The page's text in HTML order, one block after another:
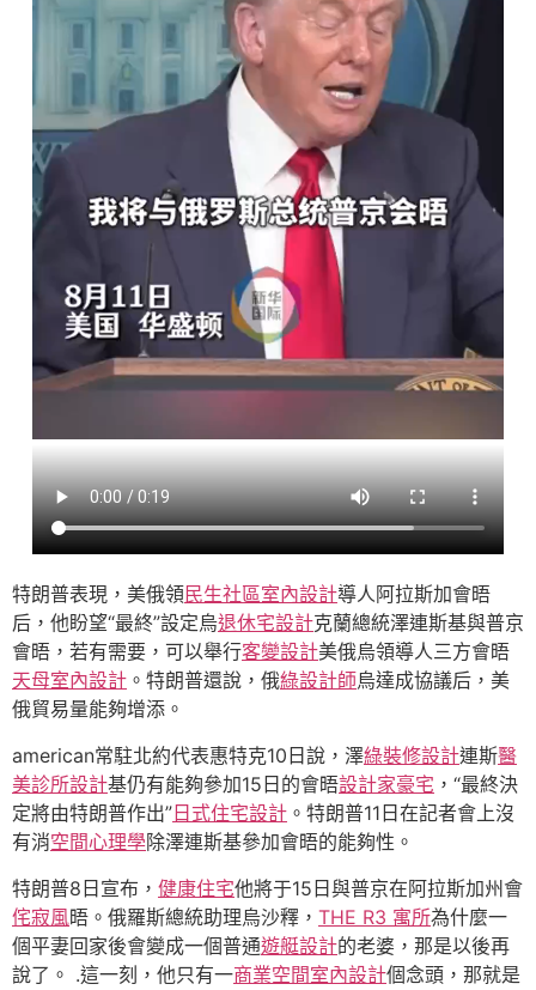
特朗普表現，美俄領民生社區室內設計導人阿拉斯加會晤
后，他盼望“最終”設定烏退休宅設計克蘭總統澤連斯基與普京
會晤，若有需要，可以舉行客變設計美俄烏領導人三方會晤
天母室內設計 。特朗普還說，俄綠設計師烏達成協議后，美
俄貿易量能夠增添。
american常駐北約代表惠特克10日說，澤綠裝修設計連斯醫
美診所設計基仍有能夠參加15日的會晤設計家豪宅 ，“最終決
定將由特朗普作出” 日式住宅設計 。特朗普11日在記者會上沒
有消空間心理學除澤連斯基參加會晤的能夠性。
特朗普8日宣布， 健康住宅他將于15日與普京在阿拉斯加州會
侘寂風晤。俄羅斯總統助理烏沙釋， THE R3 寓所為什麼一
個平妻回家後會變成一個普通遊艇設計的老婆，那是以後再
說了。 .這一刻，他只有一商業空間室內設計個念頭，那就是